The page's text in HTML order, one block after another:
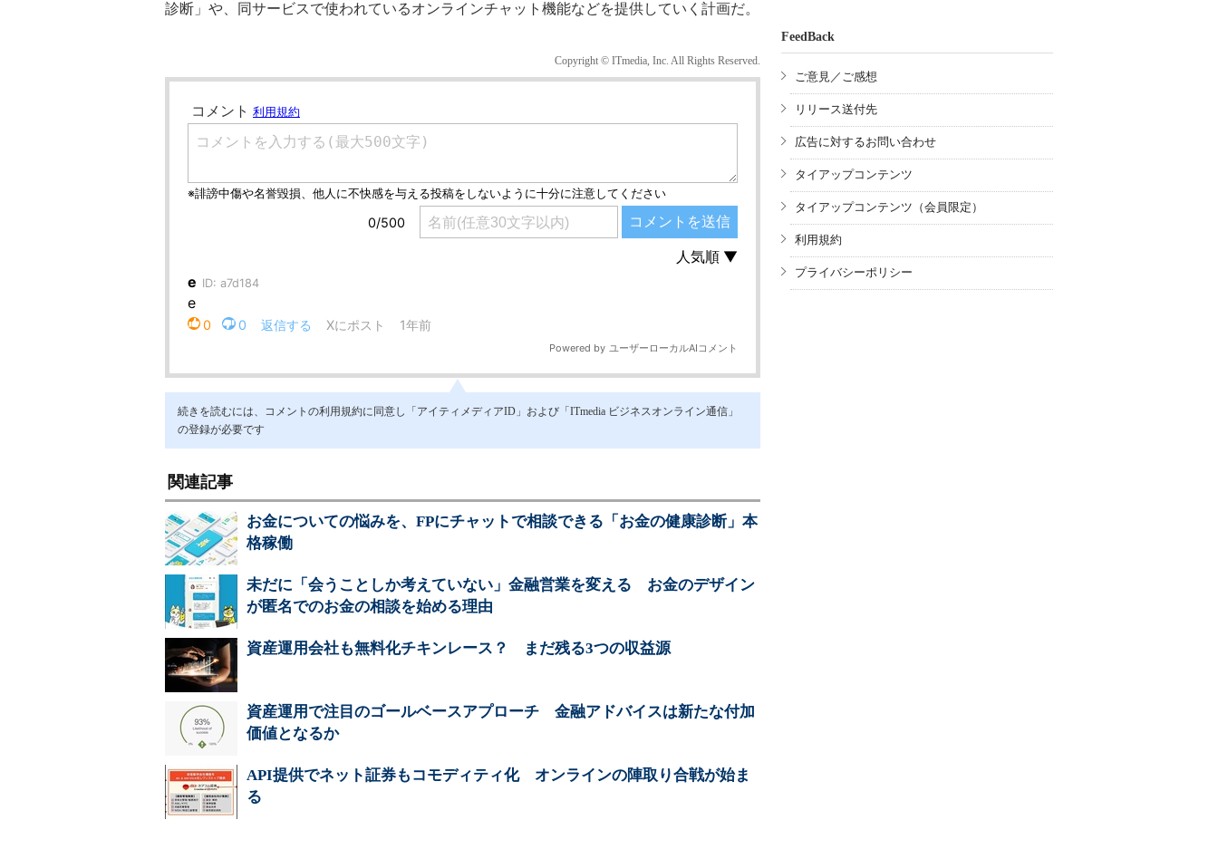
診断」や、同サービスで使われているオンラインチャット機能などを提供していく計画だ。
Copyright © ITmedia, Inc. All Rights Reserved.
続きを読むには、コメントの利用規約に同意し「アイティメディアID」および「ITmedia ビジネスオンライン通信」
の登録が必要です
関連記事
お金についての悩みを、FPにチャットで相談できる「お金の健康診断」本
格稼働
未だに「会うことしか考えていない」金融営業を変える お金のデザイン
が匿名でのお金の相談を始める理由
資産運用会社も無料化チキンレース？ まだ残る3つの収益源
資産運用で注目のゴールベースアプローチ 金融アドバイスは新たな付加
価値となるか
API提供でネット証券もコモディティ化 オンラインの陣取り合戦が始ま
る
FeedBack
ご意見／ご感想
リリース送付先
広告に対するお問い合わせ
タイアップコンテンツ
タイアップコンテンツ（会員限定）
利用規約
プライバシーポリシー